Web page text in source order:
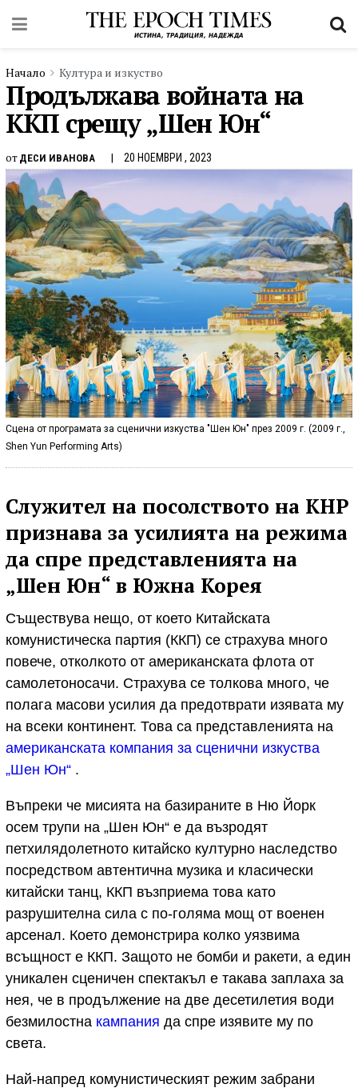
Начало Култура и изкуство
Продължава войната на
ККП срещу „Шен Юн“
от ДЕСИ ИВАНОВА 20 НОЕМВРИ , 2023
Сцена от програмата за сценични изкуства "Шен Юн" през 2009 г. (2009 г.,
Shen Yun Performing Arts)
Служител на посолството на КНР
признава за усилията на режима
да спре представленията на
„Шен Юн“ в Южна Корея
Съществува нещо, от което Китайската
комунистическа партия (ККП) се страхува много
повече, отколкото от американската флота от
самолетоносачи. Страхува се толкова много, че
полага масови усилия да предотврати изявата му
на всеки континент. Това са представленията на
американската компания за сценични изкуства
„Шен Юн“ .
Въпреки че мисията на базираните в Ню Йорк
осем трупи на „Шен Юн“ е да възродят
петхилядолетното китайско културно наследство
посредством автентична музика и класически
китайски танц, ККП възприема това като
разрушителна сила с по-голяма мощ от военен
арсенал. Което демонстрира колко уязвима
всъщност е ККП. Защото не бомби и ракети, а един
уникален сценичен спектакъл е такава заплаха за
нея, че в продължение на две десетилетия води
безмилостна кампания да спре изявите му по
света.
Най-напред комунистическият режим забрани